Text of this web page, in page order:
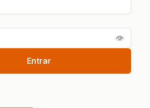
👁
Entrar